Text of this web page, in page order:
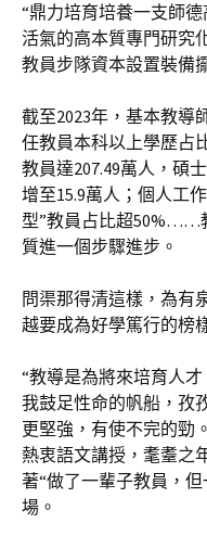
“鼎力培育培養一支師
活氣的高本質專門研究
教員步隊資本設置裝備
截至2023年，基本教導
任教員本科以上學歷占
教員達207.49萬人，碩
增至15.9萬人；個人工
型”教員占比超50%……
質進一個步驟進步。
問渠那得清這樣，為有
越要成為好學篤行的榜
“教導是為將來培育人
我鼓足性命的帆船，孜
更堅強，有使不完的勁
熱衷語文講授，耄耋之
著“做了一輩子教員，
場。